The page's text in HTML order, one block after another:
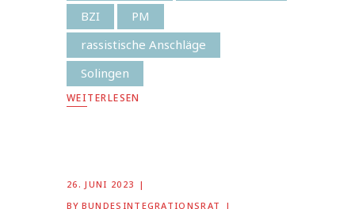
BZI
PM
rassistische Anschläge
Solingen
WEITERLESEN
26. JUNI 2023
BY BUNDESINTEGRATIONSRAT